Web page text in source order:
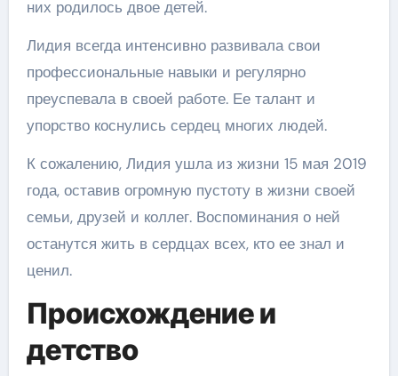
них родилось двое детей.
Лидия всегда интенсивно развивала свои
профессиональные навыки и регулярно
преуспевала в своей работе. Ее талант и
упорство коснулись сердец многих людей.
К сожалению, Лидия ушла из жизни 15 мая 2019
года, оставив огромную пустоту в жизни своей
семьи, друзей и коллег. Воспоминания о ней
останутся жить в сердцах всех, кто ее знал и
ценил.
Происхождение и
детство